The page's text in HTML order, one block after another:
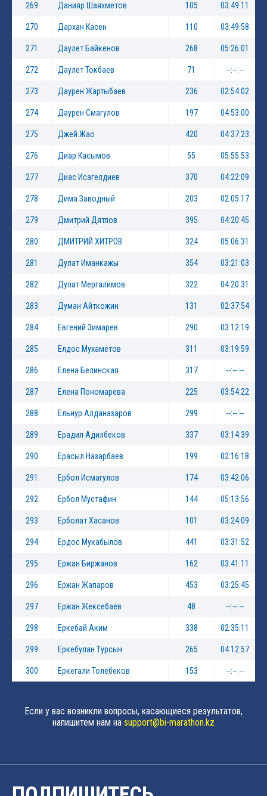
269 Данияр Шаяхметов 105 03:49:11
270 Дархан Касен 110 03:49:58
271 Даулет Байкенов 268 05:26:01
272 Даулет Токбаев 71 --:--:--
273 Даурен Жартыбаев 236 02:54:02
274 Даурен Смагулов 197 04:53:00
275 Джей Жао 420 04:37:23
276 Диар Касымов 55 05:55:53
277 Диас Исагелдиев 370 04:22:09
278 Дима Заводный 203 02:05:17
279 Дмитрий Дятлов 395 04:20:45
280 ДМИТРИЙ ХИТРОВ 324 05:06:31
281 Дулат Иманкажы 354 03:21:03
282 Дулат Мергалимов 322 04:20:31
283 Думан Айткожин 131 02:37:54
284 Евгений Зимарев 290 03:12:19
285 Елдос Мухаметов 311 03:19:59
286 Елена Белинская 317 --:--:--
287 Елена Пономарева 225 03:54:22
288 Ельнур Алданазаров 299 --:--:--
289 Ерадил Адилбеков 337 03:14:39
290 Ерасыл Назарбаев 199 02:16:18
291 Ербол Исмагулов 174 03:42:06
292 Ербол Мустафин 144 05:13:56
293 Ерболат Хасанов 101 03:24:09
294 Ердос Мукабылов 441 03:31:52
295 Ержан Биржанов 162 03:41:11
296 Ержан Жапаров 453 03:25:45
297 Ержан Жексебаев 48 --:--:--
298 Еркебай Аким 338 02:35:11
299 Еркебулан Турсын 265 04:12:57
300 Еркегали Толебеков 153 --:--:--
Если у вас возникли вопросы, касающиеся результатов,
напишитем нам на support@bi-marathon.kz